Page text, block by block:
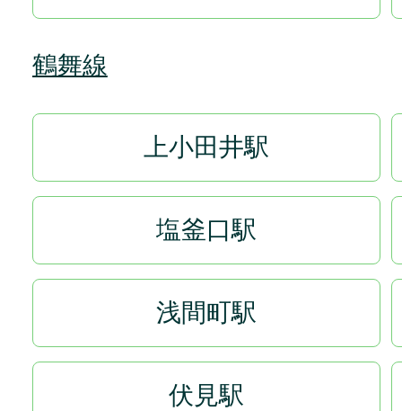
鶴舞線
上小田井駅
塩釜口駅
浅間町駅
伏見駅